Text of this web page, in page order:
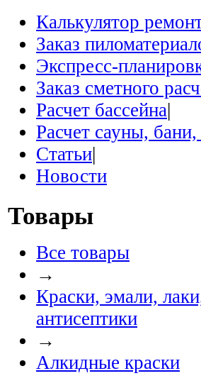
Калькулятор
Заказ
Экспресс-
Заказ сметного
Расчет бассейна|
Расчет сауны,
Статьи|
Новости
Товары
Все товары
→
Краски, эмали,
антисептики
→
Алкидные краски